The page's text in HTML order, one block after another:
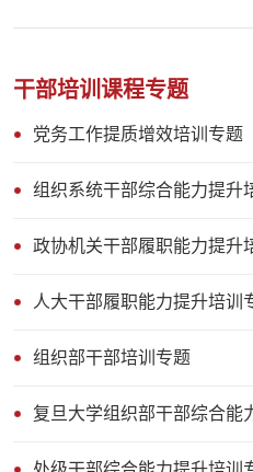
干部培训课程专题
党务工作提质增效培训专题
组织系统干部综合能力提升
政协机关干部履职能力提升
人大干部履职能力提升培训
组织部干部培训专题
复旦大学组织部干部综合能